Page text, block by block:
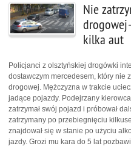
Nie
kilka aut
Policjanci z olsztyńskiej drogówki
dostawczym mercedesem, który nie
drogowej. Mężczyzna w trakcie
jadące pojazdy. Podejrzany
zatrzymał swój pojazd i próbował
zatrzymany po przebiegnięciu
znajdował się w stanie po użyciu
jazdy. Grozi mu kara do 5 lat